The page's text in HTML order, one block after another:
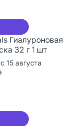
Гиалуроновая
32 г 1 шт
15 августа